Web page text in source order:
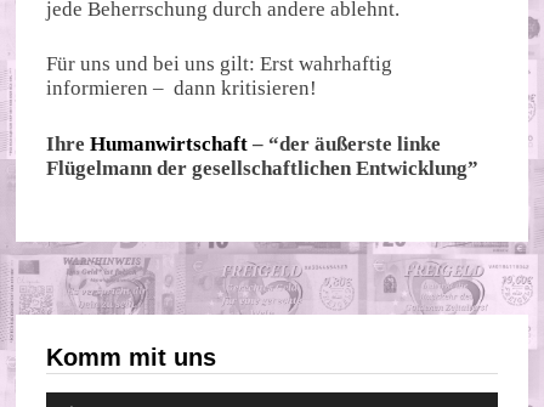
jede Beherrschung durch andere ablehnt.
Für uns und bei uns gilt: Erst wahrhaftig
informieren – dann kritisieren!
IhreHumanwirtschaft – “der äußerste linke
Flügelmann der gesellschaftlichen Entwicklung”
Komm mit uns